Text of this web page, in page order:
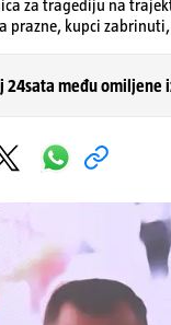
za tragediju na
prazne, kupci
24sata među omiljene